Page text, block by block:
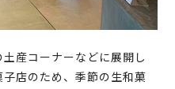
産コーナーなどに展開し
店のため、季節の生和菓